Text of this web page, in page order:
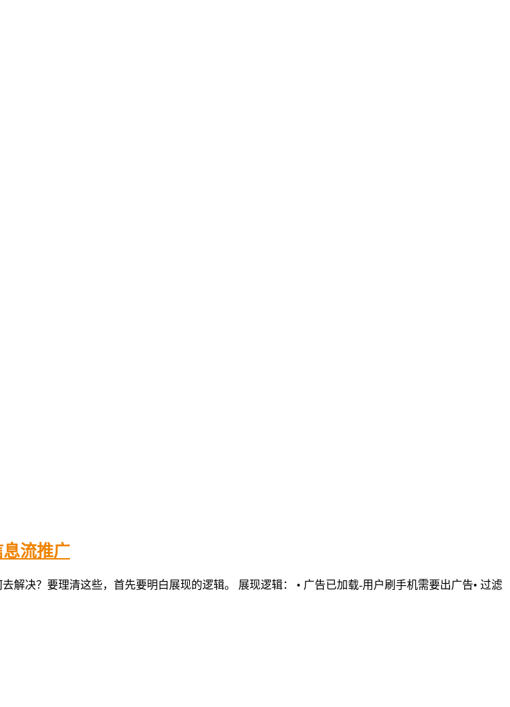
流推广
决？要理清这些，首先要明白展现的逻辑。 展现逻辑： • 广告已加载-用户刷手机需要出广告• 过滤